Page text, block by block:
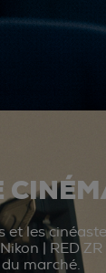
et les
| RED
marché.